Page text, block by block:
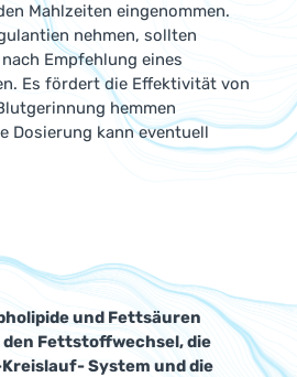
Mahlzeiten eingenommen.
nehmen, sollten
Empfehlung eines
Es fördert die Effektivität von
hemmen
Dosierung kann eventuell
und Fettsäuren
Fettstoffwechsel, die
System und die